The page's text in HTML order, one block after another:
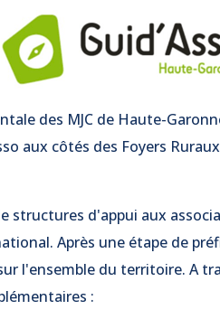
des MJC de Haute-
aux côtés des Foyers
structures d'appui aux
Après une étape de
l'ensemble du territoire. A
: